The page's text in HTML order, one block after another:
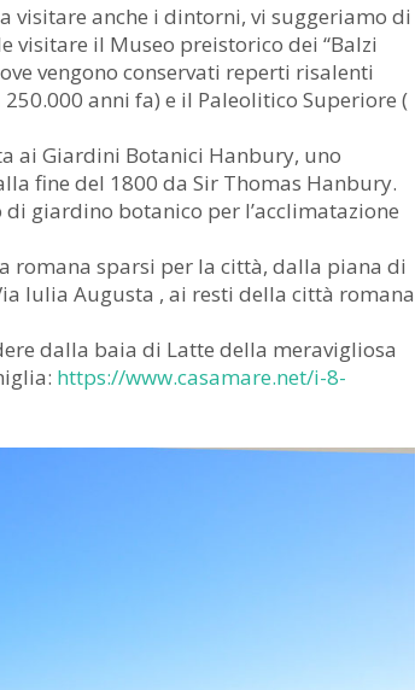
visitare anche i dintorni, vi suggeriamo di
visitare il Museo preistorico dei “Balzi
vengono conservati reperti risalenti
anni fa) e il Paleolitico Superiore (
ai Giardini Botanici Hanbury, uno
fine del 1800 da Sir Thomas Hanbury.
giardino botanico per l’acclimatazione
romana sparsi per la città, dalla piana di
Iulia Augusta , ai resti della città romana
dalla baia di Latte della meravigliosa
https://www.casamare.net/i-8-